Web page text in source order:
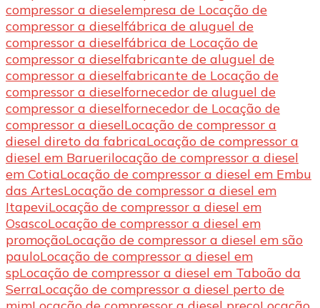
compressor a dieselempresa de Locação de
compressor a dieselfábrica de aluguel de
compressor a dieselfábrica de Locação de
compressor a dieselfabricante de aluguel de
compressor a dieselfabricante de Locação de
compressor a dieselfornecedor de aluguel de
compressor a dieselfornecedor de Locação de
compressor a dieselLocação de compressor a
diesel direto da fabricaLocação de compressor a
diesel em Baruerilocação de compressor a diesel
em CotiaLocação de compressor a diesel em Embu
das ArtesLocação de compressor a diesel em
ItapeviLocação de compressor a diesel em
OsascoLocação de compressor a diesel em
promoçãoLocação de compressor a diesel em são
pauloLocação de compressor a diesel em
spLocação de compressor a diesel em Taboão da
SerraLocação de compressor a diesel perto de